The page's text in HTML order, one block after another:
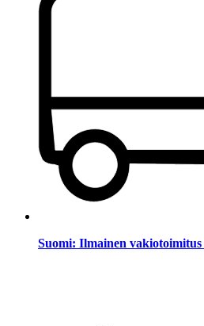
Suomi: Ilmainen vakiotoimitus